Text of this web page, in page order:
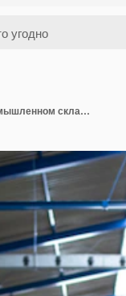
Рабочие фабрики проверяют качество продукции на промышленном складе